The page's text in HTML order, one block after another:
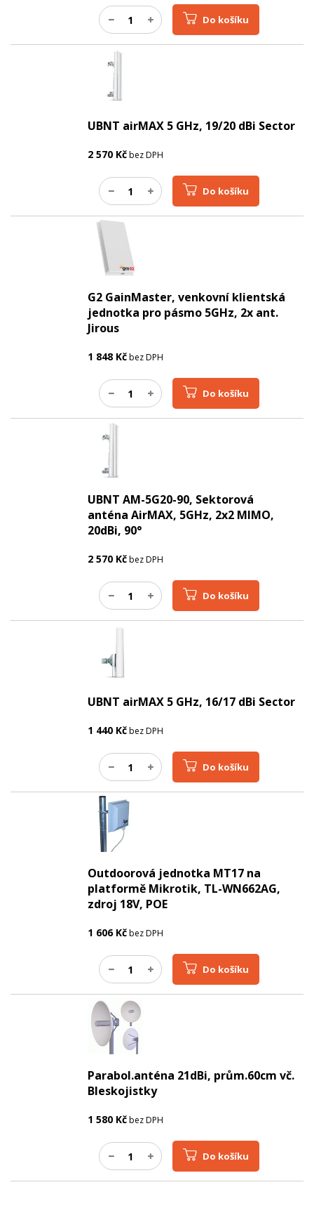
Do košíku
UBNT airMAX 5 GHz, 19/20 dBi Sector
2 570 Kčbez DPH
Do košíku
G2 GainMaster, venkovní klientská
jednotka pro pásmo 5GHz, 2x ant.
Jirous
1 848 Kčbez DPH
Do košíku
UBNT AM-5G20-90, Sektorová
anténa AirMAX, 5GHz, 2x2 MIMO,
20dBi, 90°
2 570 Kčbez DPH
Do košíku
UBNT airMAX 5 GHz, 16/17 dBi Sector
1 440 Kčbez DPH
Do košíku
Outdoorová jednotka MT17 na
platformě Mikrotik, TL-WN662AG,
zdroj 18V, POE
1 606Kčbez DPH
Do košíku
Parabol.anténa 21dBi, prům.60cm vč.
Bleskojistky
1 580 Kčbez DPH
Do košíku